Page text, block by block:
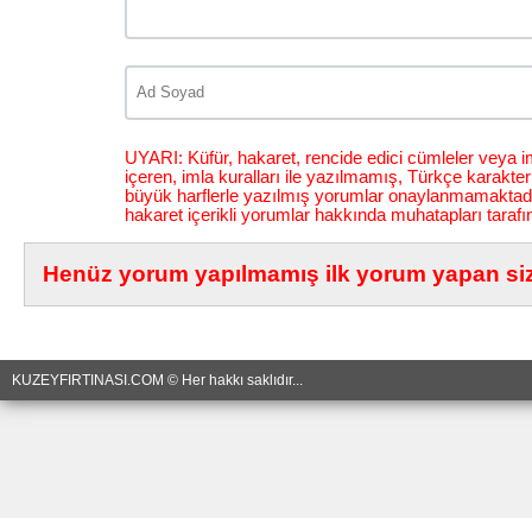
UYARI: Küfür, hakaret, rencide edici cümleler veya
içeren, imla kuralları ile yazılmamış, Türkçe
büyük harflerle yazılmış yorumlar
hakaret içerikli yorumlar hakkında muhatapları
Henüz yorum yapılmamış ilk yorum yapan
KUZEYFIRTINASI.COM © Her hakkı saklıdır...